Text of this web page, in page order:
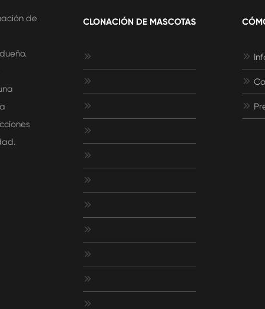
de
CLONACIÓN DE MASCOTAS













